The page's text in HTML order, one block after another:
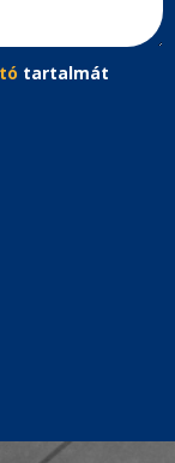
tartalmát